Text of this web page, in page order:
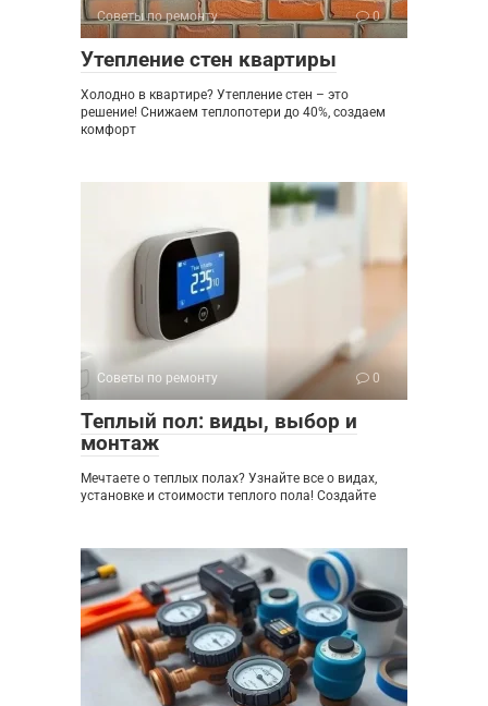
Советы по ремонту 0
Утепление стен квартиры
Холодно в квартире? Утепление стен – это
решение! Снижаем теплопотери до 40%, создаем
комфорт
Советы по ремонту 0
Теплый пол: виды, выбор и
монтаж
Мечтаете о теплых полах? Узнайте все о видах,
установке и стоимости теплого пола! Создайте